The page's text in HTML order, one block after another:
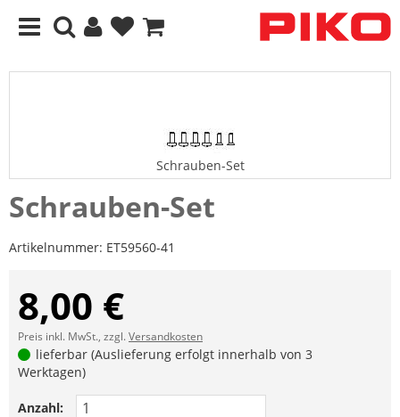
Schrauben-Set
Schrauben-Set
Artikelnummer: ET59560-41
8,00 €
Preis inkl. MwSt., zzgl.Versandkosten
lieferbar (Auslieferung erfolgt innerhalb von 3
Werktagen)
Anzahl: